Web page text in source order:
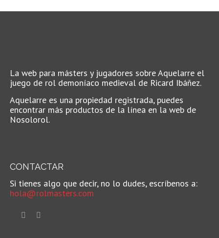
La web para másters y jugadores sobre Aquelarre el
juego de rol demoníaco medieval de Ricard Ibáñez.
Aquelarre es una propiedad registrada, puedes
encontrar más productos de la línea en la web de
Nosolorol.
CONTACTAR
Si tienes algo que decir, no lo dudes, escríbenos a:
hola@rolmasters.com